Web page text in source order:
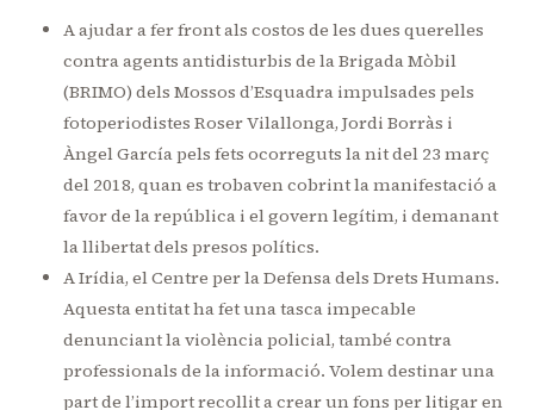
A ajudar a fer front als costos de les dues querelles
contra agents antidisturbis de la Brigada Mòbil
(BRIMO) dels Mossos d’Esquadra impulsades pels
fotoperiodistes Roser Vilallonga, Jordi Borràs i
Àngel García pels fets ocorreguts la nit del 23 març
del 2018, quan es trobaven cobrint la manifestació a
favor de la república i el govern legítim, i demanant
la llibertat dels presos polítics.
A Irídia, el Centre per la Defensa dels Drets Humans.
Aquesta entitat ha fet una tasca impecable
denunciant la violència policial, també contra
professionals de la informació. Volem destinar una
part de l’import recollit a crear un fons per litigar en